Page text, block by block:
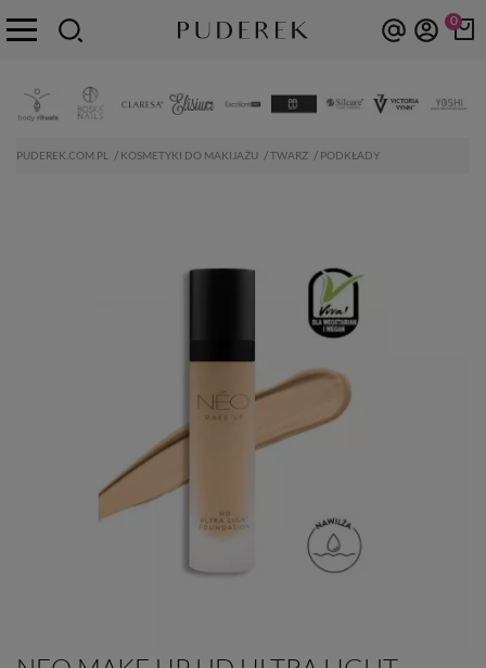
0
PUDEREK.COM.PL KOSMETYKI DO MAKIJAŻU TWARZ PODKŁADY